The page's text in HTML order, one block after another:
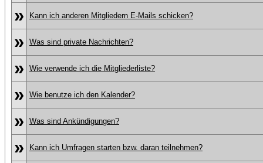
» Kann ich anderen Mitgliedern E-Mails schicken?
» Was sind private Nachrichten?
» Wie verwende ich die Mitgliederliste?
» Wie benutze ich den Kalender?
» Was sind Ankündigungen?
» Kann ich Umfragen starten bzw. daran teilnehmen?